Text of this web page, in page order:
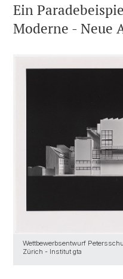
Ein
Moderne - Neue
Wettbewerbsentwurf
Zürich - Institut gta